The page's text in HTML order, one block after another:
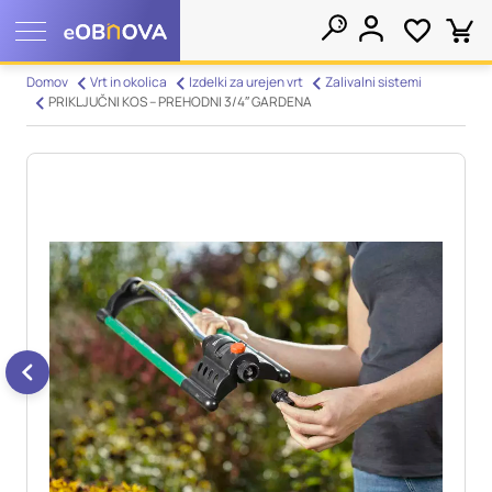
Domov Vrt in okolica Izdelki za urejen vrt
Zalivalni sistemi
PRIKLJUČNI KOS – PREHODNI 3/4″ GARDENA
Nastavitve piškotkov
nastavitve, vašo napravo ali pa skrbijo, da vaše spletno mesto
deluje v skladu z vašimi pričakovanji. Te informacije običajno
ne razkrivajo neposredno vaše identitete, vendar vam lahko
zagotovijo bolj prilagojeno spletno uporabniško izkušnjo.
Nekatere vrste piškotkov lahko zavrnete. Klikajte različna
imena kategorij, da si ogledate več informacij in spremenite
privzete nastavitve. Blokiranje določenih vrst piškotkov vpliva
na vašo uporabo tega spletnega mesta in naše storitve.Več
informacij
Obvezni piškotki
Vedno aktivni